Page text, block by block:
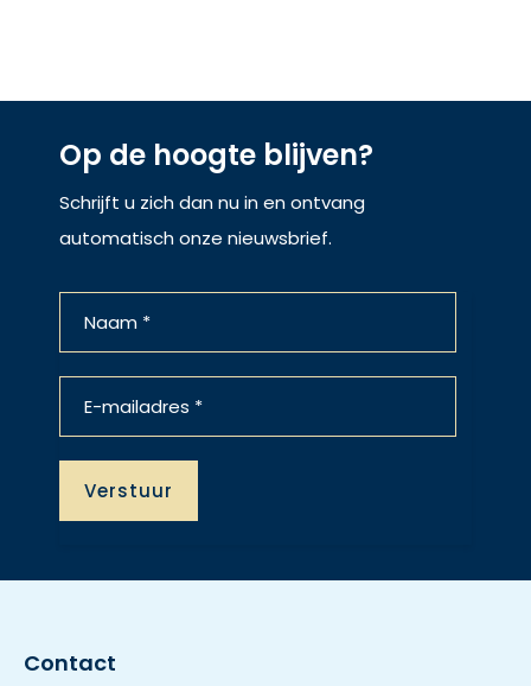
Op de hoogte blijven?
Schrijft u zich dan nu in en ontvang
automatisch onze nieuwsbrief.
Contact